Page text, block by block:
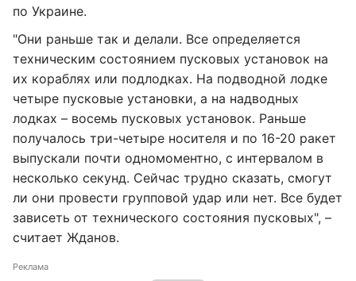
по Украине.
"Они раньше так и делали. Все определяется
техническим состоянием пусковых установок на
их кораблях или подлодках. На подводной лодке
четыре пусковые установки, а на надводных
лодках – восемь пусковых установок. Раньше
получалось три-четыре носителя и по 16-20 ракет
выпускали почти одномоментно, с интервалом в
несколько секунд. Сейчас трудно сказать, смогут
ли они провести групповой удар или нет. Все будет
зависеть от технического состояния пусковых", –
считает Жданов.
Реклама